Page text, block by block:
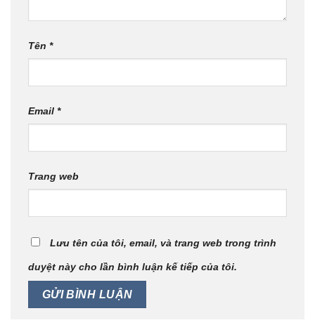
Tên *
Email *
Trang web
Lưu tên của tôi, email, và trang web trong trình
duyệt này cho lần bình luận kế tiếp của tôi.